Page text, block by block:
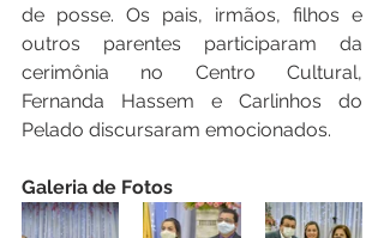
de posse. Os pais, irmãos, filhos e
outros parentes participaram da
cerimônia no Centro Cultural,
Fernanda Hassem e Carlinhos do
Pelado discursaram emocionados.
Galeria de Fotos